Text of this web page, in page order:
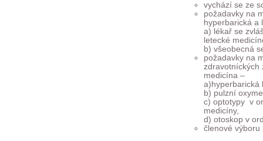
vychází se ze
požadavky na
hyperbarická a
a) lékař se
letecké
b) všeobecná
požadavky na
zdravotníckých
medicína –
a)hyperbarická
b) pulzní
c) optotypy v
medicíny,
d) otoskop v
členové výboru